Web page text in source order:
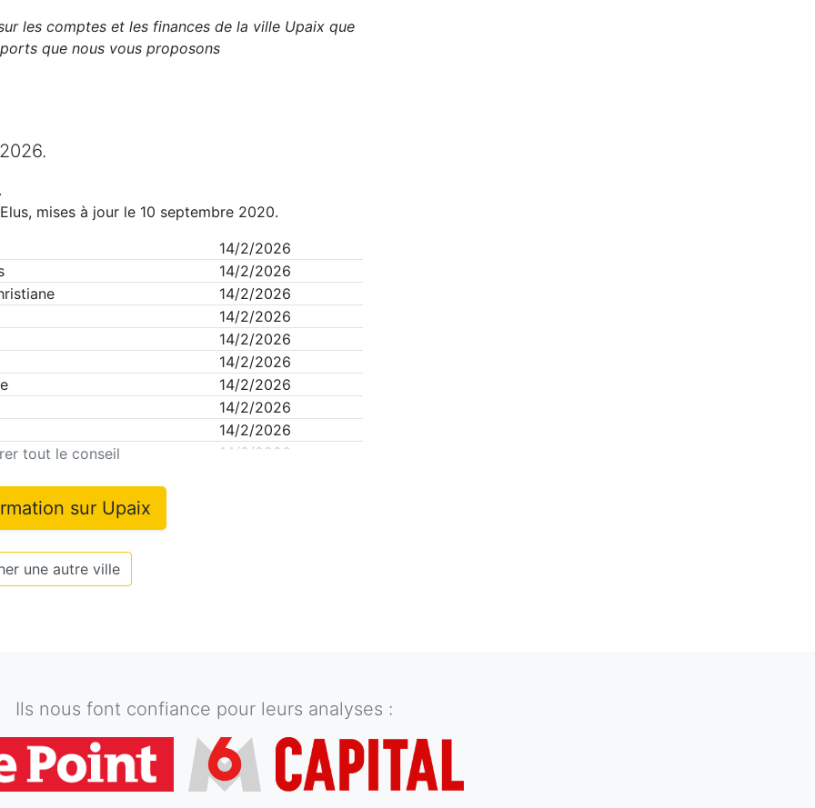
les comptes et les finances de la ville Upaix que
que nous vous proposons
2026.
mises à jour le 10 septembre 2020.
14/2/2026
14/2/2026
14/2/2026
14/2/2026
14/2/2026
14/2/2026
14/2/2026
14/2/2026
14/2/2026
14/2/2026
tout le conseil
sur Upaix
une autre ville
Ils nous font confiance pour leurs analyses :